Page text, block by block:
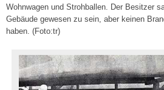
Wohnwagen und Strohballen. Der Besitzer
Gebäude gewesen zu sein, aber keinen
haben. (Foto:tr)